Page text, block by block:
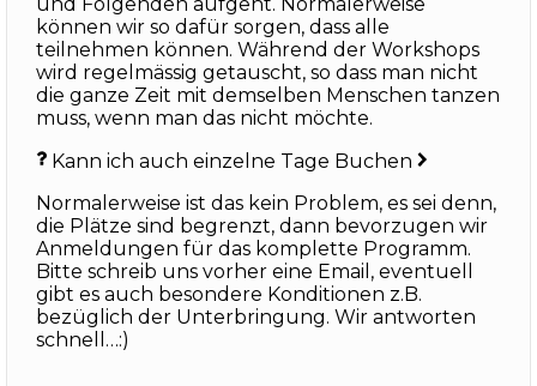
und Folgenden aufgeht. Normalerweise
können wir so dafür sorgen, dass alle
teilnehmen können. Während der Workshops
wird regelmässig getauscht, so dass man nicht
die ganze Zeit mit demselben Menschen tanzen
muss, wenn man das nicht möchte.
Kann ich auch einzelne Tage Buchen
Normalerweise ist das kein Problem, es sei denn,
die Plätze sind begrenzt, dann bevorzugen wir
Anmeldungen für das komplette Programm.
Bitte schreib uns vorher eine Email, eventuell
gibt es auch besondere Konditionen z.B.
bezüglich der Unterbringung. Wir antworten
schnell…:)